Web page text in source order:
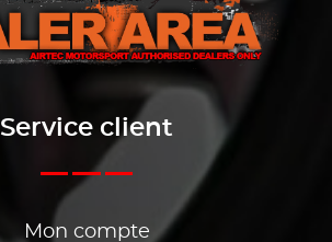
Service client
Mon compte